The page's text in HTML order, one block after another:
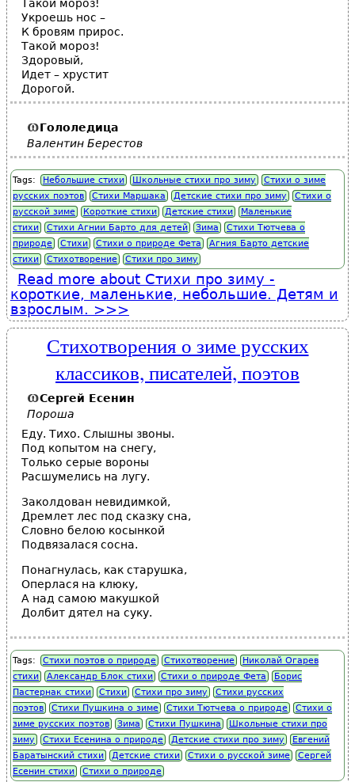
Такой мороз!
Укроешь нос –
К бровям прирос.
Такой мороз!
Здоровый,
Идет – хрустит
Дорогой.
Гололедица
Валентин Берестов
Tags: Небольшие стихи Школьные стихи про зиму
Стихи о зиме
русских поэтов
Стихи Маршака Детские стихи про зиму
Стихи о
русской зиме
Короткие стихи Детские стихи
Маленькие
стихи
Стихи Агнии Барто для детей Зима
Стихи Тютчева о
природе
Стихи Стихи о природе Фета
Агния Барто детские
стихи
Стихотворение Стихи про зиму
Read more about Стихи про зиму -
короткие, маленькие, небольшие. Детям и
взрослым.
Стихотворения о зиме русских
классиков, писателей, поэтов
Сергей Есенин
Пороша
Еду. Тихо. Слышны звоны.
Под копытом на снегу,
Только серые вороны
Расшумелись на лугу.
Заколдован невидимкой,
Дремлет лес под сказку сна,
Словно белою косынкой
Подвязалася сосна.
Понагнулась, как старушка,
Оперлася на клюку,
А над самою макушкой
Долбит дятел на суку.
Tags: Стихи поэтов о природе Стихотворение
Николай Огарев
стихи
Александр Блок стихи Стихи о природе Фета
Борис
Пастернак стихи
Стихи Стихи про зиму
Стихи русских
поэтов
Стихи Пушкина о зиме Стихи Тютчева о природе
Стихи о
зиме русских поэтов
Зима Стихи Пушкина
Школьные стихи про
зиму
Стихи Есенина о природе Детские стихи про зиму
Евгений
Баратынский стихи
Детские стихи Стихи о русской зиме
Сергей
Есенин стихи
Стихи о природе